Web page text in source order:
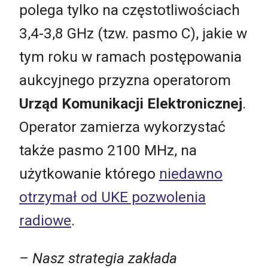
polega tylko na częstotliwościach
3,4-3,8 GHz (tzw. pasmo C), jakie w
tym roku w ramach postępowania
aukcyjnego przyzna operatorom
Urząd Komunikacji Elektronicznej.
Operator zamierza wykorzystać
także pasmo 2100 MHz, na
użytkowanie którego niedawno
otrzymał od UKE pozwolenia
radiowe.
– Nasz strategia zakłada